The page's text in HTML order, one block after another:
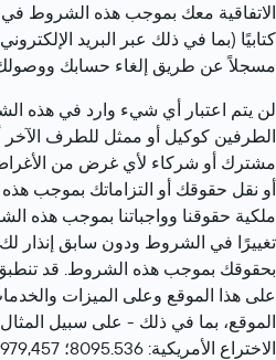
الاتفاقية معك بموجب هذه الشروط
كتابيًا (بما في ذلك عبر البريد
مسجلاً عن طريق إلغاء حسابك
لن يتم اعتبار أي شيء وارد في هذه
الطرفين كوكيل أو ممثل للطرف
مشترك أو شركاء لأي غرض من
أو نقل حقوقك أو التزاماتك بموجب
ملكية حقوقنا وواجباتنا بموجب هذه
تغييرًا في الشروط ودون سابق
بحقوقك بموجب هذه الشروط. قد تنطبق
على هذا الموقع وعلى الميزات
الموقع، بما في ذلك - على سبيل